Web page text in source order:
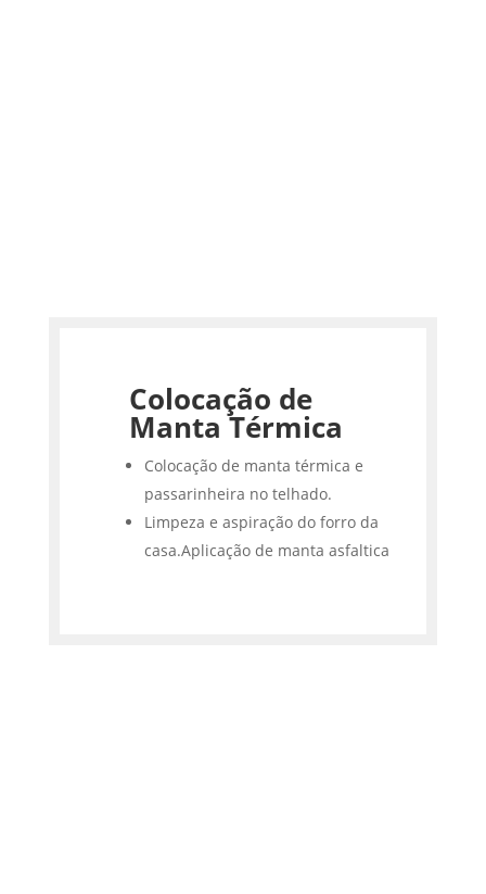
Colocação de
Manta Térmica
Colocação de manta térmica e
passarinheira no telhado.
Limpeza e aspiração do forro da
casa.Aplicação de manta asfaltica